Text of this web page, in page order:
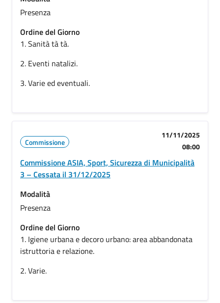
Presenza
Ordine del Giorno
1. Sanità tà tà.
2. Eventi natalizi.
3. Varie ed eventuali.
Commissione
11/11/2025
08:00
Commissione ASIA, Sport, Sicurezza di Municipalità
3 – Cessata il 31/12/2025
Modalità
Presenza
Ordine del Giorno
1. Igiene urbana e decoro urbano: area abbandonata
istruttoria e relazione.
2. Varie.